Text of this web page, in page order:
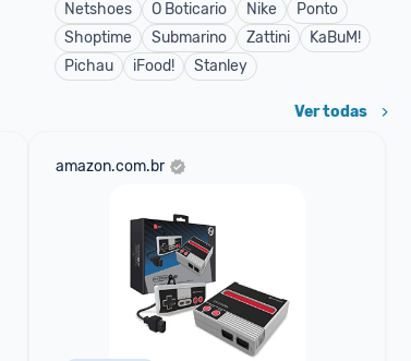
Netshoes
O Boticario Nike
Ponto
Shoptime
Submarino Zattini
KaBuM!
Pichau
iFood! Stanley
Ver todas
amazon.com.br